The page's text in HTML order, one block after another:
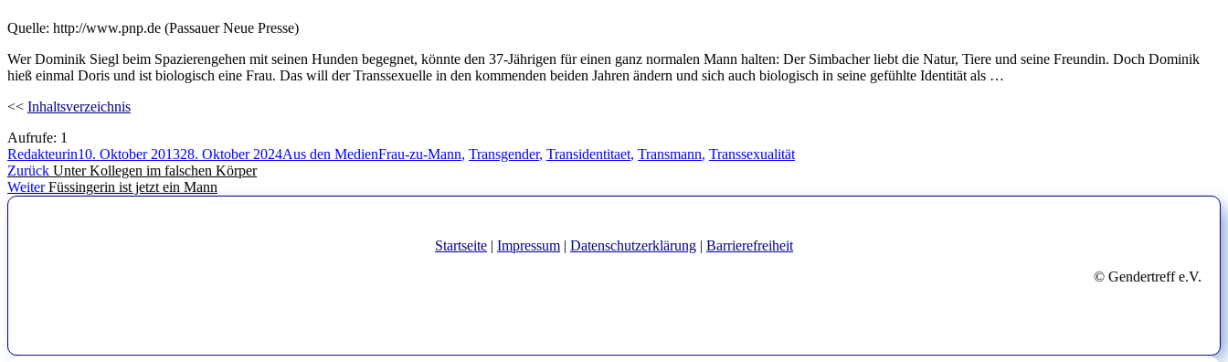
Quelle: http://www.pnp.de (Passauer Neue Presse)
Wer Dominik Siegl beim Spazierengehen mit seinen Hunden begegnet, könnte den 37-Jährigen für einen ganz normalen Mann halten: Der Simbacher liebt die Natur, Tiere und seine Freundin. Doch Dominik
hieß einmal Doris und ist biologisch eine Frau. Das will der Transsexuelle in den kommenden beiden Jahren ändern und sich auch biologisch in seine gefühlte Identität als …
<< Inhaltsverzeichnis
Aufrufe: 1
Autor
RedakteurinVeröffentlicht
am
10. Oktober 201328. Oktober 2024Kategorien
Aus den MedienSchlagwörter
Frau-zu-Mann, Transgender, Transidentitaet, Transmann, Transsexualität
Beitragsnavigation
Zurück Vorheriger
Beitrag:
Unter Kollegen im falschen Körper
Weiter Nächster
Füssingerin ist jetzt ein Mann
Startseite | Impressum | Datenschutzerklärung | Barrierefreiheit
© Gendertreff e.V.